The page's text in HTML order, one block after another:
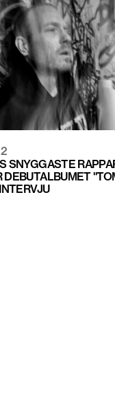
SNYGGASTE
DEBUTALBUMET